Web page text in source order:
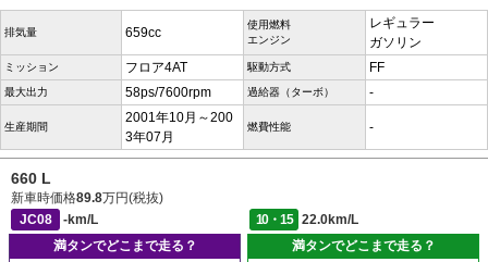
排気量 659cc
使用燃料
エンジン
レギュラー
ガソリン
ミッション フロア4AT 駆動方式 FF
最大出力 58ps/7600rpm 過給器（ターボ） -
生産期間
2001年10月～200
3年07月
燃費性能 -
660 L
新車時価格89.8万円(税抜)
JC08
-km/L 10・15
22.0km/L
満タンでどこまで走る？
満タンでどこまで走る？